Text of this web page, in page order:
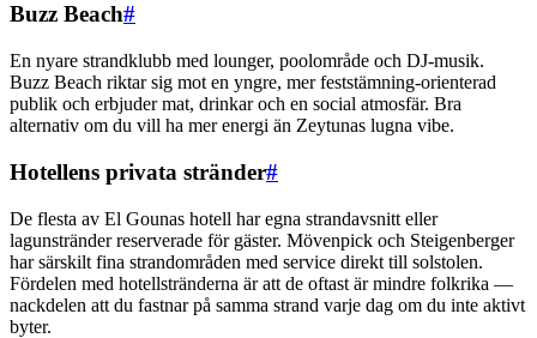
Buzz Beach#
En nyare strandklubb med lounger, poolområde och DJ-musik.
Buzz Beach riktar sig mot en yngre, mer feststämning-orienterad
publik och erbjuder mat, drinkar och en social atmosfär. Bra
alternativ om du vill ha mer energi än Zeytunas lugna vibe.
Hotellens privata stränder#
De flesta av El Gounas hotell har egna strandavsnitt eller
lagunstränder reserverade för gäster. Mövenpick och Steigenberger
har särskilt fina strandområden med service direkt till solstolen.
Fördelen med hotellstränderna är att de oftast är mindre folkrika —
nackdelen att du fastnar på samma strand varje dag om du inte aktivt
byter.